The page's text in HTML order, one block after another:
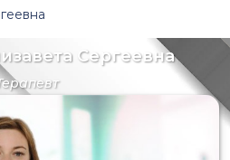
Сергеевна